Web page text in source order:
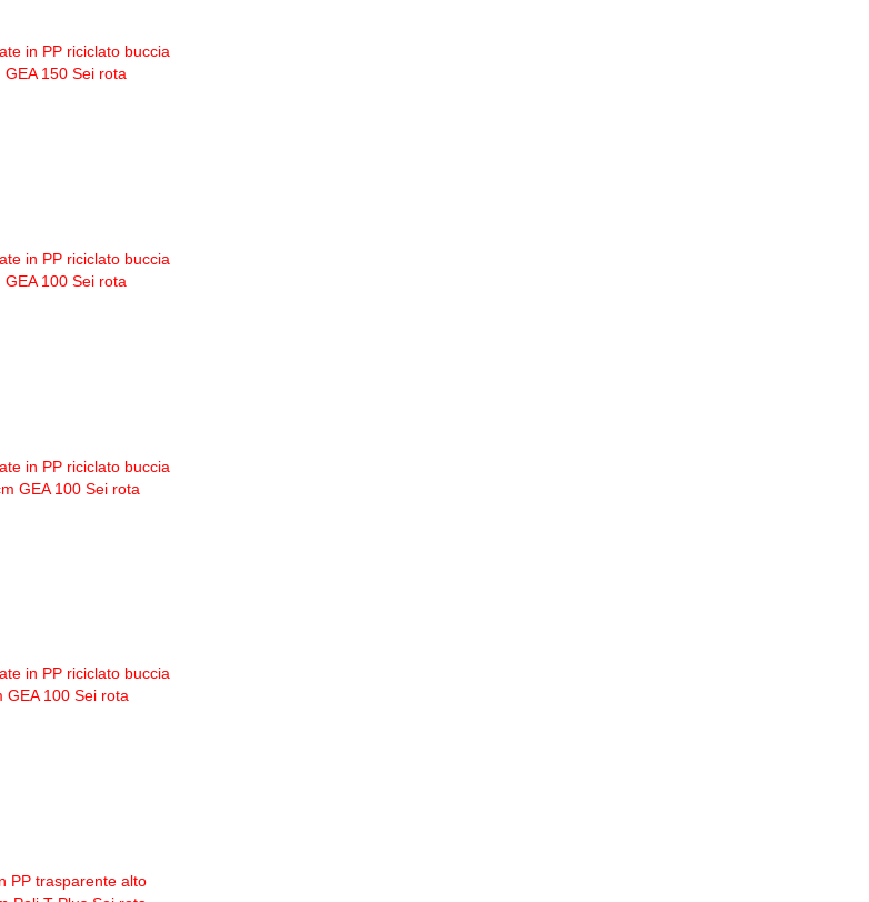
in PP riciclato buccia
150 Sei rota
in PP riciclato buccia
100 Sei rota
in PP riciclato buccia
GEA 100 Sei rota
in PP riciclato buccia
GEA 100 Sei rota
PP trasparente alto